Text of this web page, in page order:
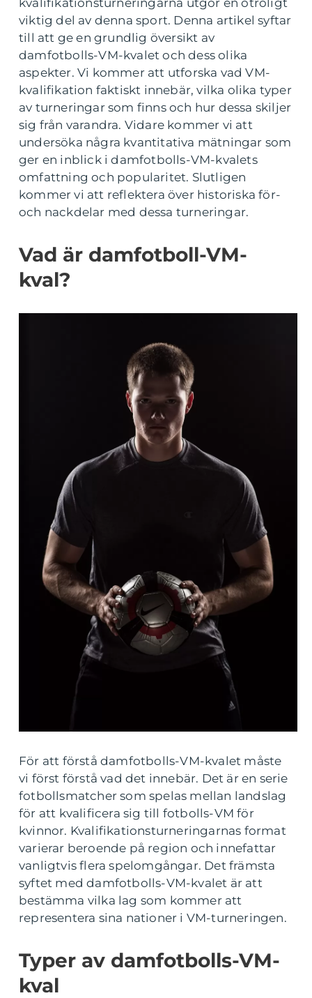
kvalifikationsturneringarna utgör en otroligt
viktig del av denna sport. Denna artikel syftar
till att ge en grundlig översikt av
damfotbolls-VM-kvalet och dess olika
aspekter. Vi kommer att utforska vad VM-
kvalifikation faktiskt innebär, vilka olika typer
av turneringar som finns och hur dessa skiljer
sig från varandra. Vidare kommer vi att
undersöka några kvantitativa mätningar som
ger en inblick i damfotbolls-VM-kvalets
omfattning och popularitet. Slutligen
kommer vi att reflektera över historiska för-
och nackdelar med dessa turneringar.
Vad är damfotboll-VM-
kval?
För att förstå damfotbolls-VM-kvalet måste
vi först förstå vad det innebär. Det är en serie
fotbollsmatcher som spelas mellan landslag
för att kvalificera sig till fotbolls-VM för
kvinnor. Kvalifikationsturneringarnas format
varierar beroende på region och innefattar
vanligtvis flera spelomgångar. Det främsta
syftet med damfotbolls-VM-kvalet är att
bestämma vilka lag som kommer att
representera sina nationer i VM-turneringen.
Typer av damfotbolls-VM-
kval